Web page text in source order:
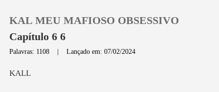
KAL MEU MAFIOSO OBSESSIVO
Capítulo 6 6
Palavras: 1108 |Lançado em: 07/02/2024
A